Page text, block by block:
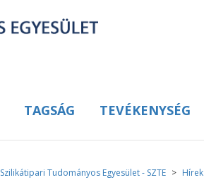
TAGSÁG TEVÉKENYSÉG
Szilikátipari Tudományos Egyesület - SZTE > Hírek